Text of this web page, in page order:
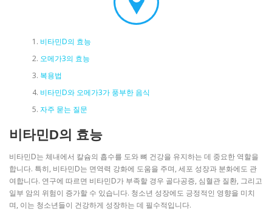
비타민D의 효능
오메가3의 효능
복용법
비타민D와 오메가3가 풍부한 음식
자주 묻는 질문
비타민D의 효능
비타민D는 체내에서 칼슘의 흡수를 도와 뼈 건강을 유지하는 데 중요한 역할을
합니다. 특히, 비타민D는 면역력 강화에 도움을 주며, 세포 성장과 분화에도 관
여합니다. 연구에 따르면 비타민D가 부족할 경우 골다공증, 심혈관 질환, 그리고
일부 암의 위험이 증가할 수 있습니다. 청소년 성장에도 긍정적인 영향을 미치
며, 이는 청소년들이 건강하게 성장하는 데 필수적입니다.